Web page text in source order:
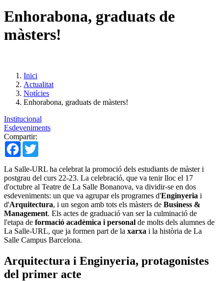
Enhorabona, graduats de
màsters!
Inici
Actualitat
Notícies
Enhorabona, graduats de màsters!
Institucional
Esdeveniments
Compartir:
Facebook
La Salle-URL ha celebrat la promoció dels estudiants de màster i
postgrau del curs 22-23. La celebració, que va tenir lloc el 17
d'octubre al Teatre de La Salle Bonanova, va dividir-se en dos
esdeveniments: un que va agrupar els programes d'Enginyeria i
d'Arquitectura, i un segon amb tots els màsters de Business &
Management. Els actes de graduació van ser la culminació de
l'etapa de formació acadèmica i personal de molts dels alumnes de
La Salle-URL, que ja formen part de la xarxa i la història de La
Salle Campus Barcelona.
Arquitectura i Enginyeria, protagonistes
del primer acte